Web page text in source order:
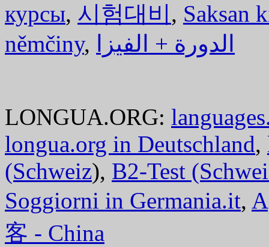
курсы, 시험대비, Saksan
němčiny, الدورة + الفيزا
LONGUA.ORG:
longua.org in Deutschland,
(Schweiz), B2-Test
Soggiorni in Germania.it,
客 - China